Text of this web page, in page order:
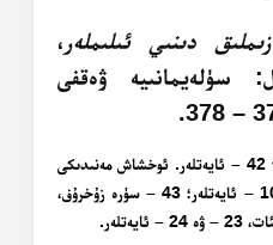
دىنىي ئىلىملەر ،
سۈلەيمانىيە ۋەقفى
28 – سۈرە قەسەس، 38 ~ 42 – ئايەتلەر. ئوخشاش مەنىدىكى
ئايەتلەر: 11 – سۈرە ھۇد، 96 ~ 101 – ئايەتلەر؛ 43 – سۈرە زۇخرۇف،